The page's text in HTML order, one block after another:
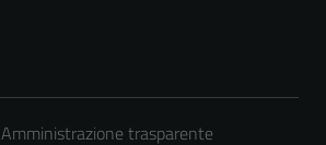
Amministrazione trasparente